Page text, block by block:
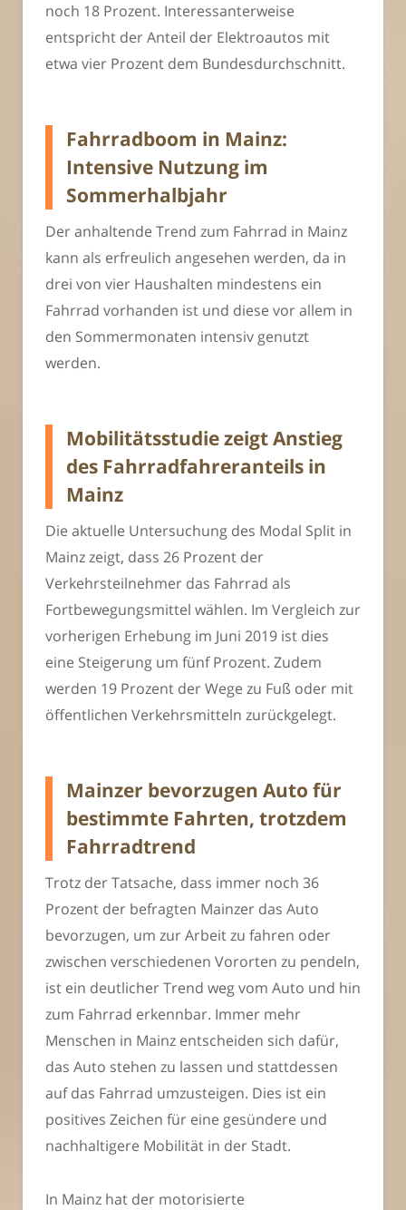
noch 18 Prozent. Interessanterweise
entspricht der Anteil der Elektroautos mit
etwa vier Prozent dem Bundesdurchschnitt.
Fahrradboom in Mainz:
Intensive Nutzung im
Sommerhalbjahr
Der anhaltende Trend zum Fahrrad in Mainz
kann als erfreulich angesehen werden, da in
drei von vier Haushalten mindestens ein
Fahrrad vorhanden ist und diese vor allem in
den Sommermonaten intensiv genutzt
werden.
Mobilitätsstudie zeigt Anstieg
des Fahrradfahreranteils in
Mainz
Die aktuelle Untersuchung des Modal Split in
Mainz zeigt, dass 26 Prozent der
Verkehrsteilnehmer das Fahrrad als
Fortbewegungsmittel wählen. Im Vergleich zur
vorherigen Erhebung im Juni 2019 ist dies
eine Steigerung um fünf Prozent. Zudem
werden 19 Prozent der Wege zu Fuß oder mit
öffentlichen Verkehrsmitteln zurückgelegt.
Mainzer bevorzugen Auto für
bestimmte Fahrten, trotzdem
Fahrradtrend
Trotz der Tatsache, dass immer noch 36
Prozent der befragten Mainzer das Auto
bevorzugen, um zur Arbeit zu fahren oder
zwischen verschiedenen Vororten zu pendeln,
ist ein deutlicher Trend weg vom Auto und hin
zum Fahrrad erkennbar. Immer mehr
Menschen in Mainz entscheiden sich dafür,
das Auto stehen zu lassen und stattdessen
auf das Fahrrad umzusteigen. Dies ist ein
positives Zeichen für eine gesündere und
nachhaltigere Mobilität in der Stadt.
In Mainz hat der motorisierte